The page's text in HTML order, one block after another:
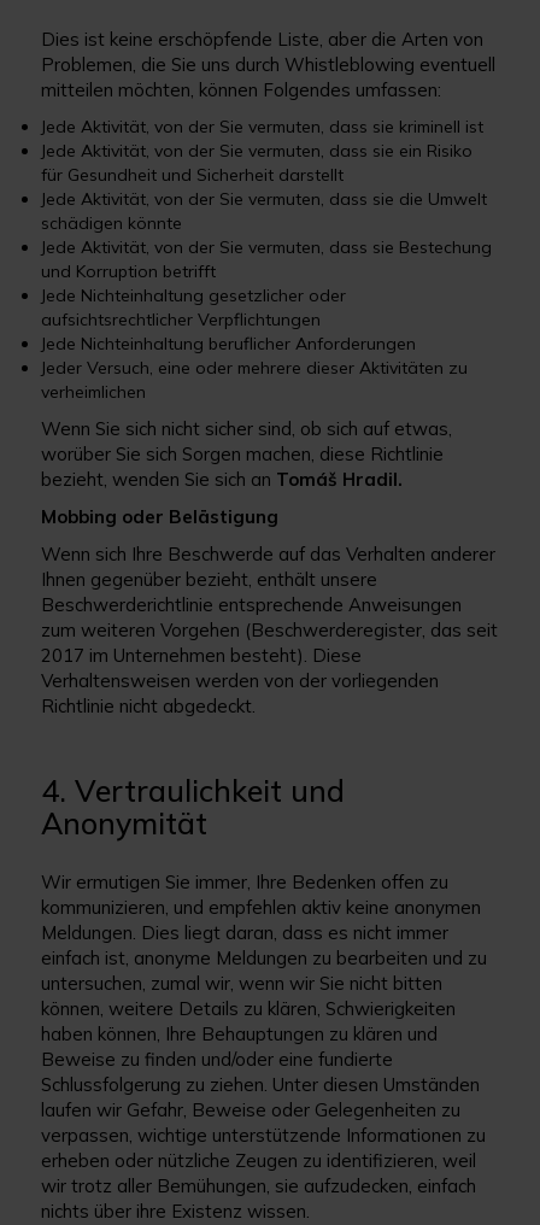
Dies ist keine erschöpfende Liste, aber die Arten von
Problemen, die Sie uns durch Whistleblowing eventuell
mitteilen möchten, können Folgendes umfassen:
Jede Aktivität, von der Sie vermuten, dass sie kriminell ist
Jede Aktivität, von der Sie vermuten, dass sie ein Risiko
für Gesundheit und Sicherheit darstellt
Jede Aktivität, von der Sie vermuten, dass sie die Umwelt
schädigen könnte
Jede Aktivität, von der Sie vermuten, dass sie Bestechung
und Korruption betrifft
Jede Nichteinhaltung gesetzlicher oder
aufsichtsrechtlicher Verpflichtungen
Jede Nichteinhaltung beruflicher Anforderungen
Jeder Versuch, eine oder mehrere dieser Aktivitäten zu
verheimlichen
Wenn Sie sich nicht sicher sind, ob sich auf etwas,
worüber Sie sich Sorgen machen, diese Richtlinie
bezieht, wenden Sie sich an Tomáš Hradil.
Mobbing oder Belästigung
Wenn sich Ihre Beschwerde auf das Verhalten anderer
Ihnen gegenüber bezieht, enthält unsere
Beschwerderichtlinie entsprechende Anweisungen
zum weiteren Vorgehen (Beschwerderegister, das seit
2017 im Unternehmen besteht). Diese
Verhaltensweisen werden von der vorliegenden
Richtlinie nicht abgedeckt.
4. Vertraulichkeit und
Anonymität
Wir ermutigen Sie immer, Ihre Bedenken offen zu
kommunizieren, und empfehlen aktiv keine anonymen
Meldungen. Dies liegt daran, dass es nicht immer
einfach ist, anonyme Meldungen zu bearbeiten und zu
untersuchen, zumal wir, wenn wir Sie nicht bitten
können, weitere Details zu klären, Schwierigkeiten
haben können, Ihre Behauptungen zu klären und
Beweise zu finden und/oder eine fundierte
Schlussfolgerung zu ziehen. Unter diesen Umständen
laufen wir Gefahr, Beweise oder Gelegenheiten zu
verpassen, wichtige unterstützende Informationen zu
erheben oder nützliche Zeugen zu identifizieren, weil
wir trotz aller Bemühungen, sie aufzudecken, einfach
nichts über ihre Existenz wissen.